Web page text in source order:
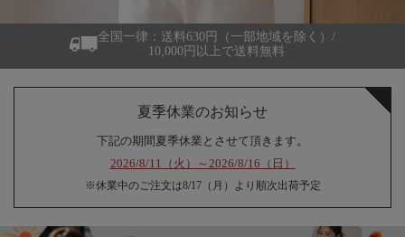
全国一律：送料630円（一部地域を除く）/
10,000円以上で送料無料
夏季休業のお知らせ
下記の期間夏季休業とさせて頂きます。
2026/8/11（火）～2026/8/16（日）
※休業中のご注文は8/17（月）より順次出荷予定